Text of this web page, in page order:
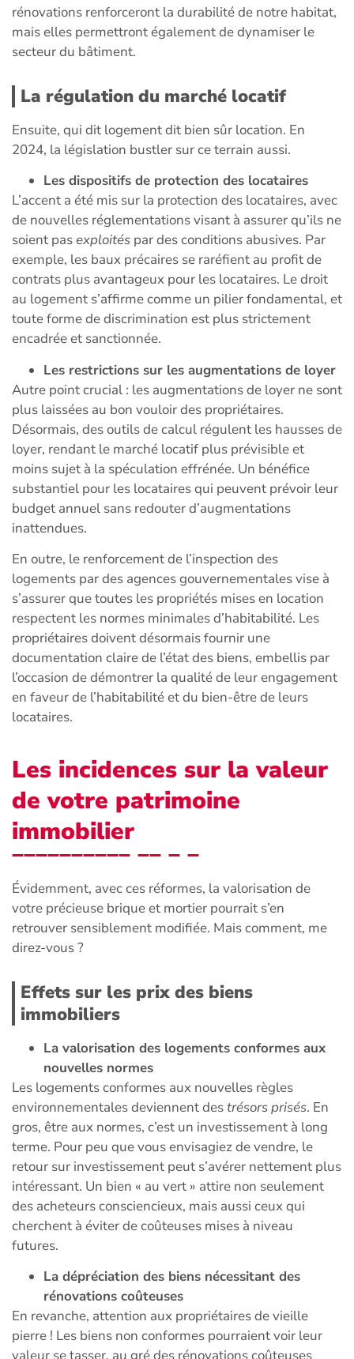
rénovations renforceront la durabilité de notre habitat,
mais elles permettront également de dynamiser le
secteur du bâtiment.
La régulation du marché locatif
Ensuite, qui dit logement dit bien sûr location. En
2024, la législation bustler sur ce terrain aussi.
Les dispositifs de protection des locataires
L’accent a été mis sur la protection des locataires, avec
de nouvelles réglementations visant à assurer qu’ils ne
soient pasexploités par des conditions abusives. Par
exemple, les baux précaires se raréfient au profit de
contrats plus avantageux pour les locataires. Le droit
au logement s’affirme comme un pilier fondamental, et
toute forme de discrimination est plus strictement
encadrée et sanctionnée.
Les restrictions sur les augmentations de loyer
Autre point crucial : les augmentations de loyer ne sont
plus laissées au bon vouloir des propriétaires.
Désormais, des outils de calcul régulent les hausses de
loyer, rendant le marché locatif plus prévisible et
moins sujet à la spéculation effrénée. Un bénéfice
substantiel pour les locataires qui peuvent prévoir leur
budget annuel sans redouter d’augmentations
inattendues.
En outre, le renforcement de l’inspection des
logements par des agences gouvernementales vise à
s’assurer que toutes les propriétés mises en location
respectent les normes minimales d’habitabilité. Les
propriétaires doivent désormais fournir une
documentation claire de l’état des biens, embellis par
l’occasion de démontrer la qualité de leur engagement
en faveur de l’habitabilité et du bien-être de leurs
locataires.
Les incidences sur la valeur
de votre patrimoine
immobilier
Évidemment, avec ces réformes, la valorisation de
votre précieuse brique et mortier pourrait s’en
retrouver sensiblement modifiée. Mais comment, me
direz-vous ?
Effets sur les prix des biens
immobiliers
La valorisation des logements conformes aux
nouvelles normes
Les logements conformes aux nouvelles règles
environnementales deviennent destrésors prisés. En
gros, être aux normes, c’est un investissement à long
terme. Pour peu que vous envisagiez de vendre, le
retour sur investissement peut s’avérer nettement plus
intéressant. Un bien « au vert » attire non seulement
des acheteurs consciencieux, mais aussi ceux qui
cherchent à éviter de coûteuses mises à niveau
futures.
La dépréciation des biens nécessitant des
rénovations coûteuses
En revanche, attention aux propriétaires de vieille
pierre ! Les biens non conformes pourraient voir leur